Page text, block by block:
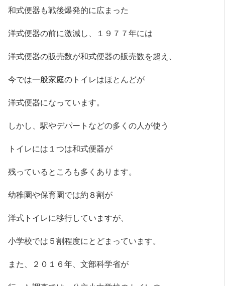
和式便器も戦後爆発的に広まった
洋式便器の前に激減し、１９７７年には
洋式便器の販売数が和式便器の販売数を超え、
今では一般家庭のトイレはほとんどが
洋式便器になっています。
しかし、駅やデパートなどの多くの人が使う
トイレには１つは和式便器が
残っているところも多くあります。
幼稚園や保育園では約８割が
洋式トイレに移行していますが、
小学校では５割程度にとどまっています。
また、２０１６年、文部科学省が